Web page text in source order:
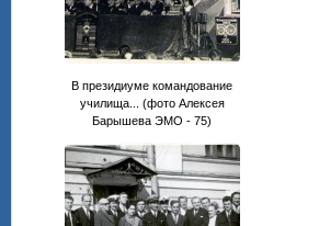
В президиуме командование
училища... (фото Алексея
Барышева ЭМО - 75)